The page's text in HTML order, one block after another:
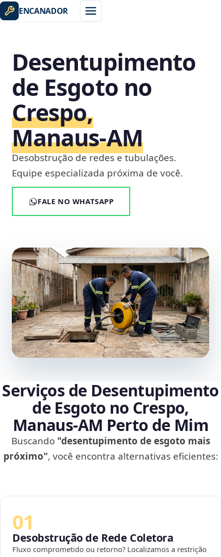
ENCANADOR
Desentupimento
de Esgoto no
Crespo,
Manaus‑AM
Desobstrução de redes e tubulações.
Equipe especializada próxima de você.
FALE NO WHATSAPP
Serviços de Desentupimento
de Esgoto no Crespo,
Manaus‑AM Perto de Mim
Buscando "desentupimento de esgoto mais
próximo", você encontra alternativas eficientes:
01
Desobstrução de Rede Coletora
Fluxo comprometido ou retorno? Localizamos a restrição